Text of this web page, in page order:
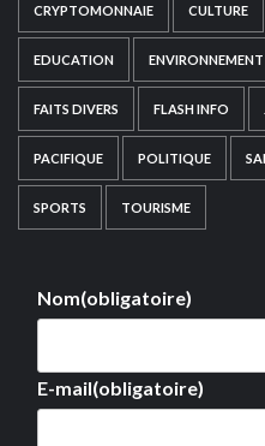
CRYPTOMONNAIE CULTURE
EDUCATION ENVIRONNEMENT
FAITS DIVERS FLASH INFO
PACIFIQUE POLITIQUE
SPORTS TOURISME
Nom(obligatoire)
E-mail(obligatoire)